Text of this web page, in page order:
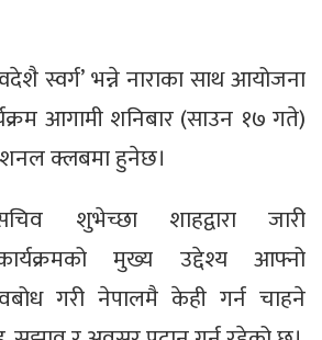
स्वर्ग’ भन्ने नाराका साथ आयोजना
आगामी शनिबार (साउन १७ गते)
क्लबमा हुनेछ।
शुभेच्छा शाहद्वारा जारी
कार्यक्रमको मुख्य उद्देश्य आफ्नो
गरी नेपालमै केही गर्न चाहने